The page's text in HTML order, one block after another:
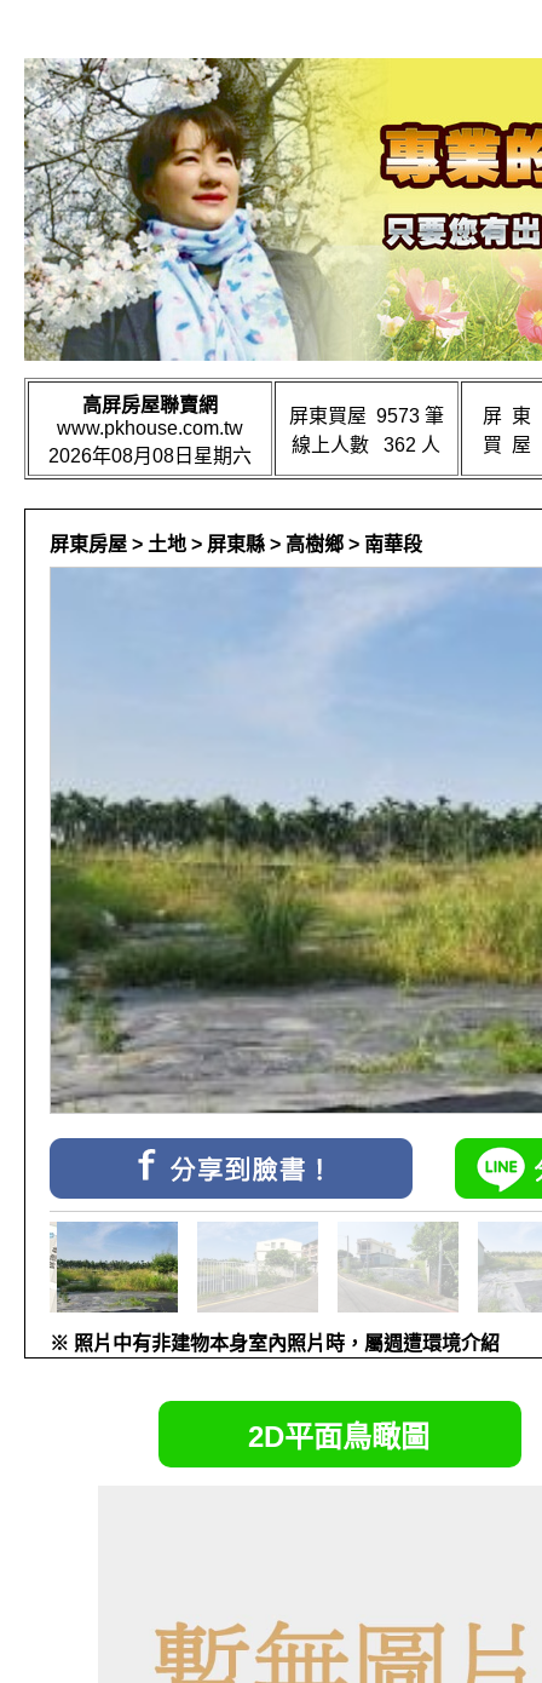
高屏房屋聯賣網
www.pkhouse.com.tw
2026年08月08日星期六
屏東買屋 9573 筆
線上人數 362 人
屏 東
買 屋
屏東房屋 > 土地 > 屏東縣 > 高樹鄉 > 南華段
※ 照片中有非建物本身室內照片時，屬週遭環境介紹
2D平面鳥瞰圖